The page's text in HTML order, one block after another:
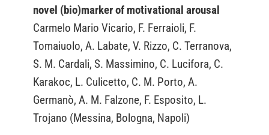
novel (bio)marker of motivational arousal
Carmelo Mario Vicario, F. Ferraioli, F.
Tomaiuolo, A. Labate, V. Rizzo, C. Terranova,
S. M. Cardali, S. Massimino, C. Lucifora, C.
Karakoc, L. Culicetto, C. M. Porto, A.
Germanò, A. M. Falzone, F. Esposito, L.
Trojano (Messina, Bologna, Napoli)